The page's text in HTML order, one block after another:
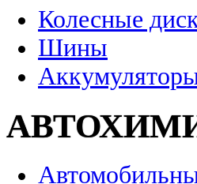
Колесные
Шины